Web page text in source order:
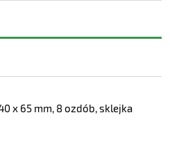
x 65 mm, 8 ozdób, sklejka